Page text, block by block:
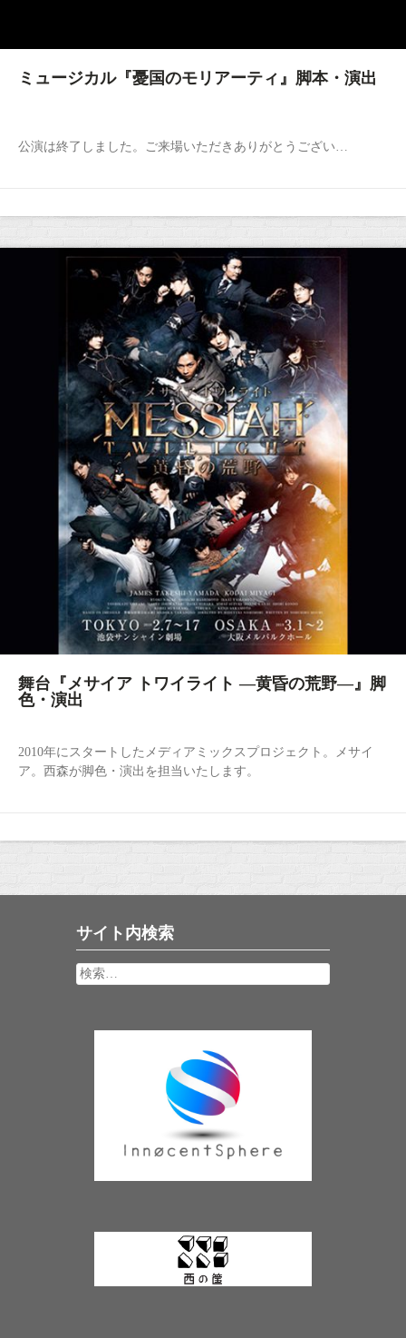
ミュージカル『憂国のモリアーティ』脚本・演出
公演は終了しました。ご来場いただきありがとうござい…
舞台『メサイア トワイライト ―黄昏の荒野―』脚
色・演出
2010年にスタートしたメディアミックスプロジェクト。メサイ
ア。西森が脚色・演出を担当いたします。
サイト内検索
検